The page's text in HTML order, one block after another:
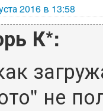
2016 в 13:58
К*:
не